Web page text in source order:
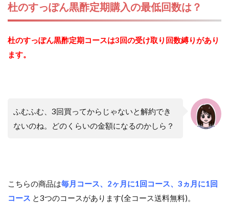
杜のすっぽん黒酢定期購入の最低回数は？
杜のすっぽん黒酢定期コースは3回の受け取り回数縛りがあり
ます。
ふむふむ、3回買ってからじゃないと解約でき
ないのね。どのくらいの金額になるのかしら？
こちらの商品は毎月コース、2ヶ月に1回コース、3ヵ月に1回
コース と3つのコースがあります(全コース送料無料)。